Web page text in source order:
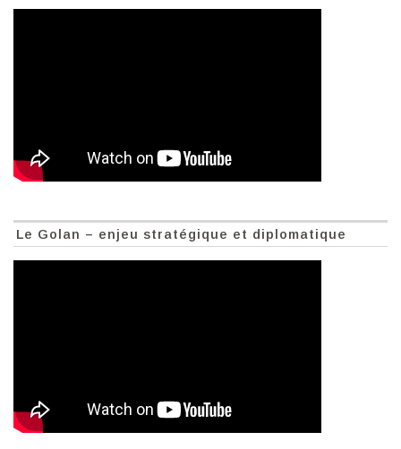
Le Golan – enjeu stratégique et diplomatique